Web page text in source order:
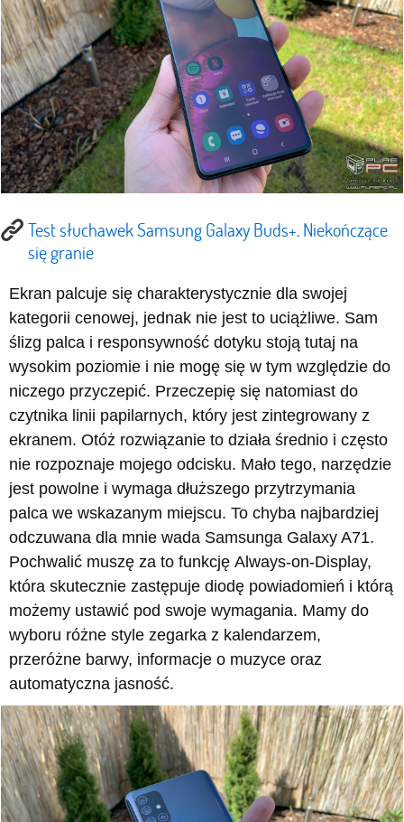
Test słuchawek Samsung Galaxy Buds+. Niekończące
się granie
Ekran palcuje się charakterystycznie dla swojej
kategorii cenowej, jednak nie jest to uciążliwe. Sam
ślizg palca i responsywność dotyku stoją tutaj na
wysokim poziomie i nie mogę się w tym względzie do
niczego przyczepić. Przeczepię się natomiast do
czytnika linii papilarnych, który jest zintegrowany z
ekranem. Otóż rozwiązanie to działa średnio i często
nie rozpoznaje mojego odcisku. Mało tego, narzędzie
jest powolne i wymaga dłuższego przytrzymania
palca we wskazanym miejscu. To chyba najbardziej
odczuwana dla mnie wada Samsunga Galaxy A71.
Pochwalić muszę za to funkcję Always-on-Display,
która skutecznie zastępuje diodę powiadomień i którą
możemy ustawić pod swoje wymagania. Mamy do
wyboru różne style zegarka z kalendarzem,
przeróżne barwy, informacje o muzyce oraz
automatyczna jasność.